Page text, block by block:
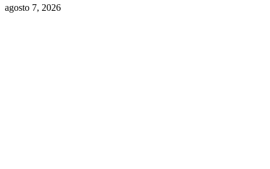
agosto 7, 2026